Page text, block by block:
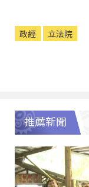
政經 立法院
推薦新聞